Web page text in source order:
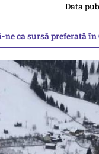
Data
ne ca sursă preferată în